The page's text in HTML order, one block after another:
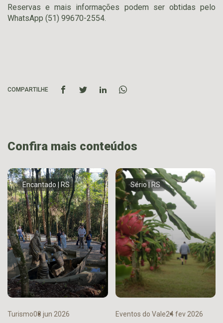
Reservas e mais informações podem ser obtidas pelo
WhatsApp (51) 99670-2554.
COMPARTILHE
Confira mais conteúdos
Encantado | RS
Turismo08 jun 2026
Sério | RS
Eventos do Vale24 fev 2026